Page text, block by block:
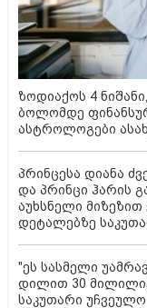
ზოდიაქოს 4
ბოლომდე
ასტროლოგები
პრინცესა დიანა
და პრინცი ჰარის
აუხსნელი
დეტალებზე
"ეს სასმელი
დილით 30
საკუთარი